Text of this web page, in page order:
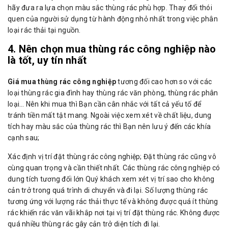
hãy đưa ra lựa chọn màu sắc thùng rác phù hợp. Thay đổi thói
quen của người sử dụng từ hành động nhỏ nhất trong việc phân
loại rác thải tại nguồn.
4. Nên chọn mua thùng rác công nghiệp nào
là tốt, uy tín nhất
Giá mua thùng rác công nghiệptương đối cao hơn so với các
loại thùng rác gia đình hay thùng rác văn phòng, thùng rác phân
loại… Nên khi mua thì Bạn cần cân nhắc với tất cả yếu tố để
tránh tiền mất tật mang. Ngoài việc xem xét về chất liệu, dung
tích hay màu sắc của thùng rác thì Bạn nên lưu ý đến các khía
cạnh sau;
Xác định vị trí đặt thùng rác công nghiệp; Đặt thùng rác cũng vô
cùng quan trọng và cần thiết nhất. Các thùng rác công nghiệp có
dung tích tương đối lớn Quý khách xem xét vị trí sao cho không
cản trở trong quá trình di chuyển và đi lại. Số lượng thùng rác
tương ứng với lượng rác thải thực tế và không được quá ít thùng
rác khiến rác văn vãi khắp nơi tại vị trí đặt thùng rác. Không được
quá nhiều thùng rác gây cản trở diện tích đi lại.